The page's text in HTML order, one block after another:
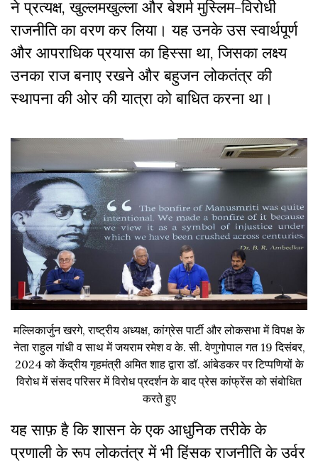
ने प्रत्यक्ष, खुल्लमखुल्ला और बेशर्म मुस्लिम-विरोधी
राजनीति का वरण कर लिया। यह उनके उस स्वार्थपूर्ण
और आपराधिक प्रयास का हिस्सा था, जिसका लक्ष्य
उनका राज बनाए रखने और बहुजन लोकतंत्र की
स्थापना की ओर की यात्रा को बाधित करना था।
मल्लिकार्जुन खरगे, राष्ट्रीय अध्यक्ष, कांग्रेस पार्टी और लोकसभा में विपक्ष के
नेता राहुल गांधी व साथ में जयराम रमेश व के. सी. वेणुगोपाल गत 19 दिसंबर,
2024 को केंद्रीय गृहमंत्री अमित शाह द्वारा डॉ. आंबेडकर पर टिप्पणियों के
विरोध में संसद परिसर में विरोध प्रदर्शन के बाद प्रेस कांफ्रेंस को संबोधित
करते हुए
यह साफ़ है कि शासन के एक आधुनिक तरीके के
प्रणाली के रूप लोकतंत्र में भी हिंसक राजनीति के उर्वर